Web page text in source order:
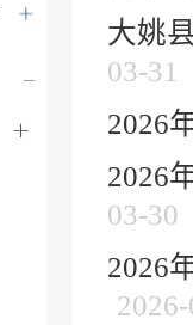
大姚
03-31
2026
2026
03-30
2026